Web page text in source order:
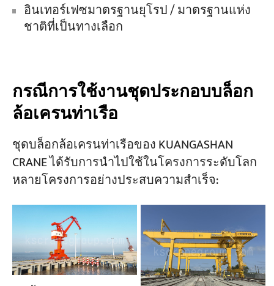
อินเทอร์เฟซมาตรฐานยุโรป / มาตรฐานแห่ง
ชาติที่เป็นทางเลือก
กรณีการใช้งานชุดประกอบบล็อก
ล้อเครนท่าเรือ
ชุดบล็อกล้อเครนท่าเรือของ KUANGASHAN
CRANE ได้รับการนำไปใช้ในโครงการระดับโลก
หลายโครงการอย่างประสบความสำเร็จ: